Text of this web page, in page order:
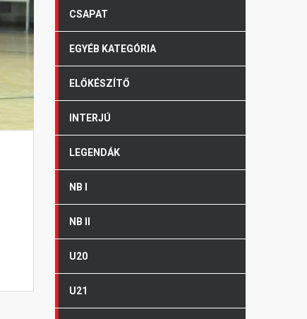
CSAPAT
EGYÉB KATEGÓRIA
ELŐKÉSZÍTŐ
INTERJÚ
LEGENDÁK
NB I
NB II
U20
U21